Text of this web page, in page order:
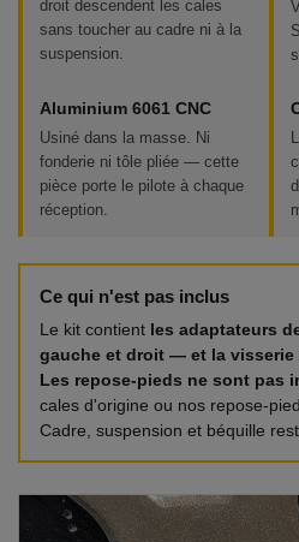
droit descendent les cales
sans toucher au cadre ni à la
suspension.
Aluminium 6061 CNC
Usiné dans la masse. Ni
fonderie ni tôle pliée — cette
pièce porte le pilote à chaque
réception.
Ce qui n'est pas inclus
Le kit contient les adaptateurs
gauche et droit — et la visserie
Les repose-pieds ne sont pas
cales d'origine ou nos repose-
Cadre, suspension et béquille